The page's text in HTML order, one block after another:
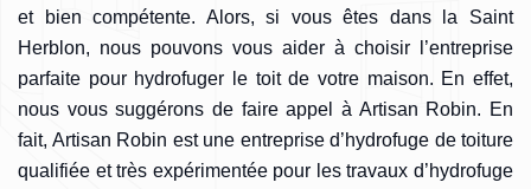
et bien compétente. Alors, si vous êtes dans la Saint
Herblon, nous pouvons vous aider à choisir l’entreprise
parfaite pour hydrofuger le toit de votre maison. En effet,
nous vous suggérons de faire appel à Artisan Robin. En
fait, Artisan Robin est une entreprise d’hydrofuge de toiture
qualifiée et très expérimentée pour les travaux d’hydrofuge